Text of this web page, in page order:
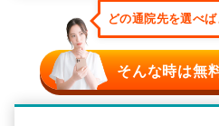
どの通院先を選べ
そんな時は無